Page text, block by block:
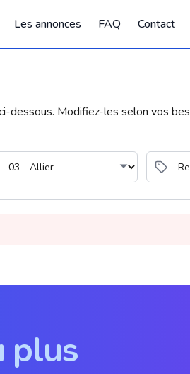
Les annonces FAQ Contact
dessous. Modifiez-les selon vos
plus